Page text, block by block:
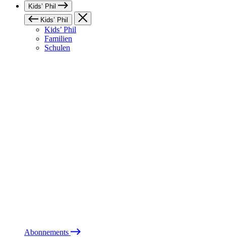
Kids’ Phil
Kids’ Phil
Kids’ Phil
Familien
Schulen
Abonnements